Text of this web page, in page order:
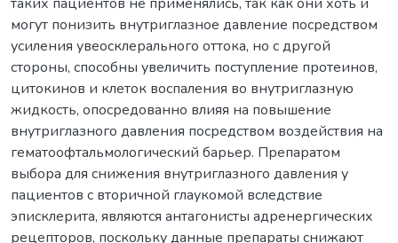
могут понизить внутриглазное давление посредством
усиления увеосклерального оттока, но с другой
стороны, способны увеличить поступление протеинов,
цитокинов и клеток воспаления во внутриглазную
жидкость, опосредованно влияя на повышение
внутриглазного давления посредством воздействия на
гематоофтальмологический барьер. Препаратом
выбора для снижения внутриглазного давления у
пациентов с вторичной глаукомой вследствие
эписклерита, являются антагонисты адренергических
рецепторов, поскольку данные препараты снижают